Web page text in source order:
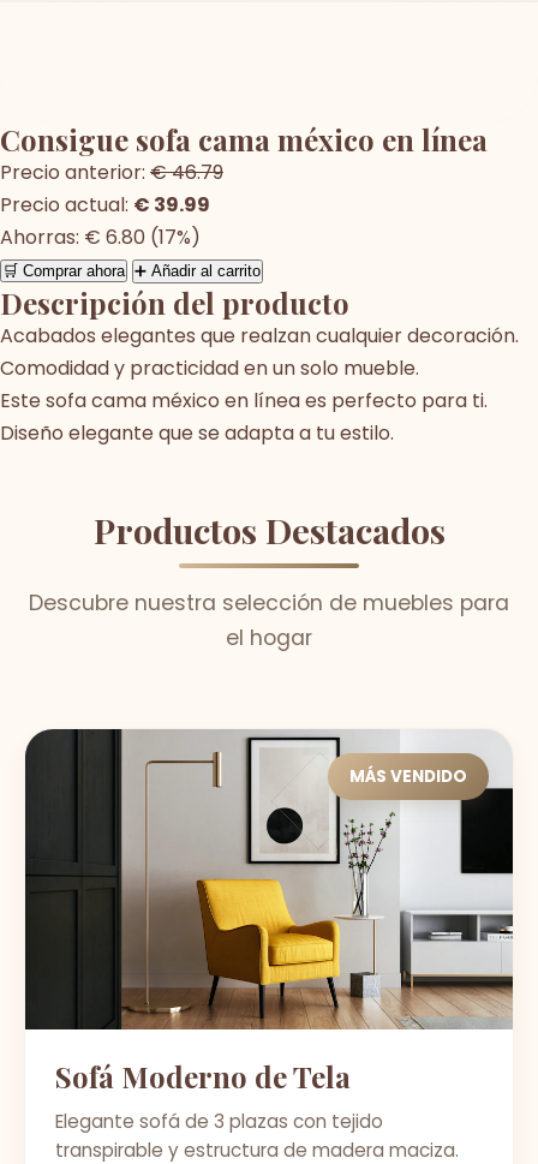
Consigue sofa cama méxico en línea
Precio anterior: € 46.79
Precio actual: € 39.99
Ahorras: € 6.80 (17%)
🛒 Comprar ahora ➕ Añadir al carrito
Descripción del producto
Acabados elegantes que realzan cualquier decoración.
Comodidad y practicidad en un solo mueble.
Este sofa cama méxico en línea es perfecto para ti.
Diseño elegante que se adapta a tu estilo.
Productos Destacados
Descubre nuestra selección de muebles para
el hogar
MÁS VENDIDO
Sofá Moderno de Tela
Elegante sofá de 3 plazas con tejido
transpirable y estructura de madera maciza.